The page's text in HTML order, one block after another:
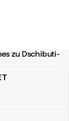
zu Dschibuti-
zu Dschibuti-Franc